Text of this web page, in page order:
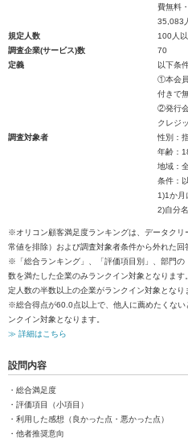
費無料
35,083
規定人数
100人
調査企業(サービス)数
70
定義
以下条
①本会
付きで
②発行
クレジ
調査対象者
性別：
年齢：
地域：
条件：
1)1か月
2)自分
※オリコン顧客満足度ランキングは、データク
常値を排除）および調査対象者条件から外れた回
※「総合ランキング」、「評価項目別」、部門の
数を満たした企業のみランクイン対象となりま
定人数の半数以上の企業がランクイン対象となり
※総合得点が60.0点以上で、他人に薦めたくな
ンクイン対象となります。
≫ 詳細はこちら
設問内容
・総合満足度
・評価項目（小項目）
・利用した感想（良かった点・悪かった点）
・他者推奨意向